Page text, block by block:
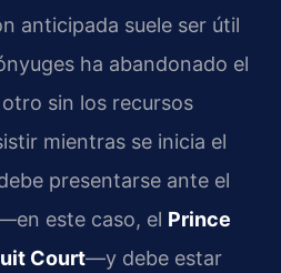
anticipada suele ser útil
ha abandonado el
sin los recursos
mientras se inicia el
presentarse ante el
este caso, el Prince
Court—y debe estar